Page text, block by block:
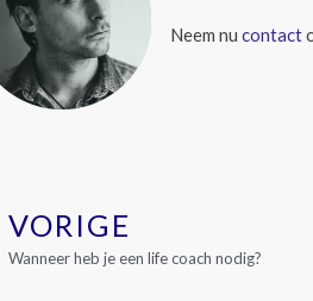
Neem nu contact
VORIGE
Wanneer heb je een life coach nodig?